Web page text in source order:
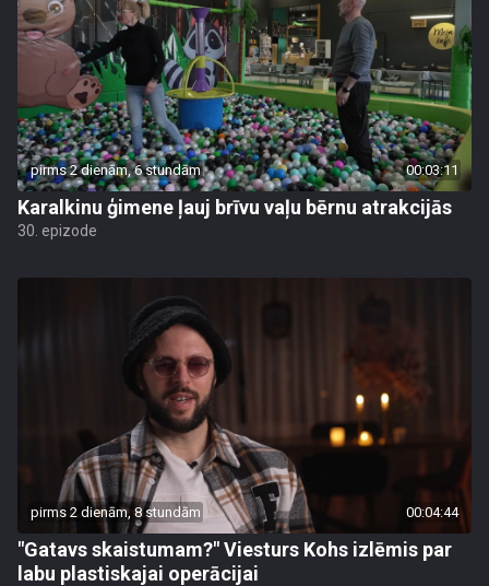
pirms 2 dienām, 6 stundām 00:03:11
Karalkinu ģimene ļauj brīvu vaļu bērnu atrakcijās
30. epizode
pirms 2 dienām, 8 stundām 00:04:44
"Gatavs skaistumam?" Viesturs Kohs izlēmis par
labu plastiskajai operācijai